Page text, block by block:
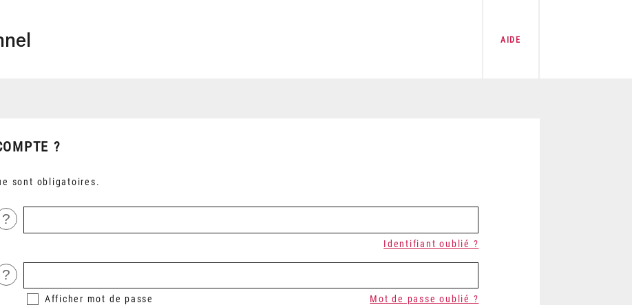
AIDE
?
sont obligatoires.
?
Identifiant oublié ?
?
Afficher mot de passe Mot de passe oublié ?